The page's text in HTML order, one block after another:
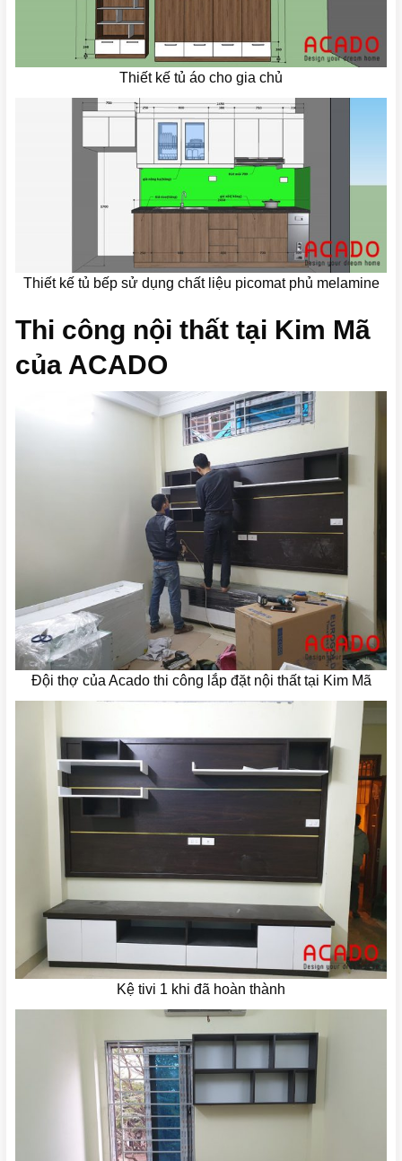
Thiết kế tủ áo cho gia chủ
Thiết kế tủ bếp sử dụng chất liệu picomat phủ melamine
Thi công nội thất tại Kim Mã
của ACADO
Đội thợ của Acado thi công lắp đặt nội thất tại Kim Mã
Kệ tivi 1 khi đã hoàn thành